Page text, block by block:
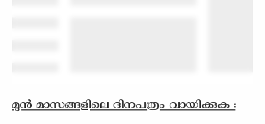
മുന്‍ മാസങ്ങളിലെ ദിനപത്രം വായിക്കുക :